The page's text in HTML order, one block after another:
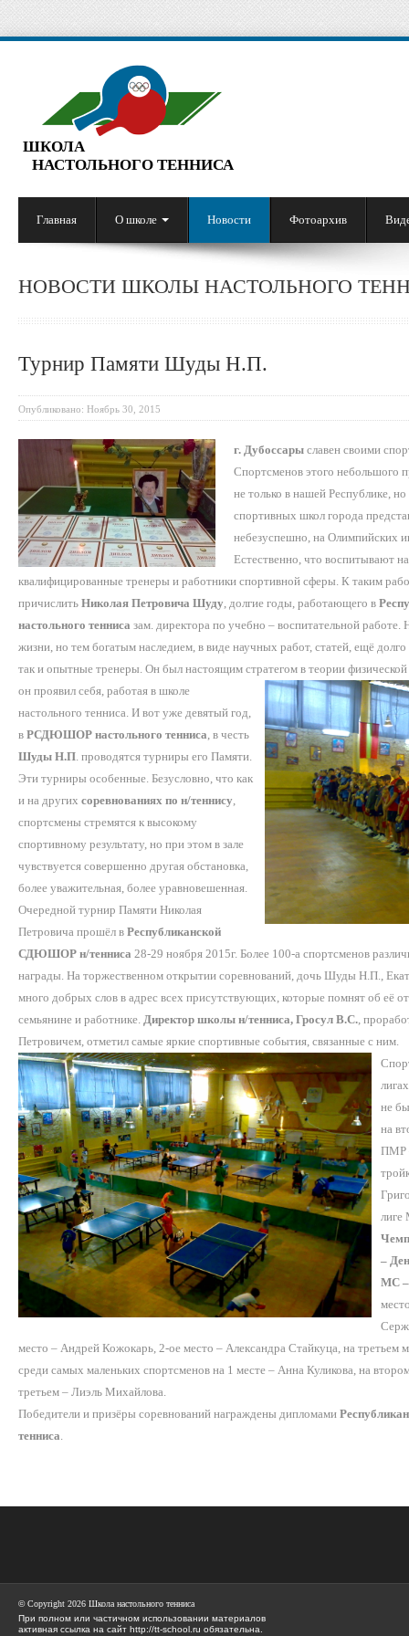
ШКОЛА
НАСТОЛЬНОГО ТЕННИСА
Главная О школе Новости Фотоархив
НОВОСТИ ШКОЛЫ НАСТОЛЬНОГО
Турнир Памяти Шуды Н.П.
Опубликовано: Ноябрь 30, 2015
г. Дубоссары славен своими
Спортсменов этого небольшого
не только в нашей Республике,
спортивных школ города
небезуспешно, на Олимпийских
Естественно, что воспитывают
квалифицированные тренеры и работники спортивной сферы. К таким
причислить Николая Петровича Шуду, долгие годы, работающего в
настольного тенниса зам. директора по учебно – воспитательной
жизни, но тем богатым наследием, в виде научных работ, статей, ещё
так и опытные тренеры. Он был настоящим стратегом в теории
он проявил себя, работая в школе
настольного тенниса. И вот уже девятый год,
в РСДЮШОР настольного тенниса, в честь
Шуды Н.П. проводятся турниры его Памяти.
Эти турниры особенные. Безусловно, что как
и на других соревнованиях по н/теннису,
спортсмены стремятся к высокому
спортивному результату, но при этом в зале
чувствуется совершенно другая обстановка,
более уважительная, более уравновешенная.
Очередной турнир Памяти Николая
Петровича прошёл в Республиканской
СДЮШОР н/тенниса 28-29 ноября 2015г. Более 100-а спортсменов
награды. На торжественном открытии соревнований, дочь Шуды Н.П.,
много добрых слов в адрес всех присутствующих, которые помнят об её
семьянине и работнике. Директор школы н/тенниса, Гросул В.С.,
Петровичем, отметил самые яркие спортивные события, связанные с ним.
не
на
ПМР
лиге
–
МС –
место – Андрей Кожокарь, 2-ое место – Александра Стайкуца, на третьем
среди самых маленьких спортсменов на 1 месте – Анна Куликова, на
третьем – Лиэль Михайлова.
Победители и призёры соревнований награждены дипломами
тенниса.
©Copyright 2026 Школа настольного тенниса
При полном или частичном использовании материалов
активная ссылка на сайт http://tt-school.ru обязательна.